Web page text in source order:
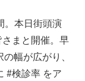
。本日街頭演
まと開催。早
幅が広がり、
#検診率 をア